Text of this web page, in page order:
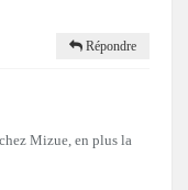
Répondre
Mizue, en plus la